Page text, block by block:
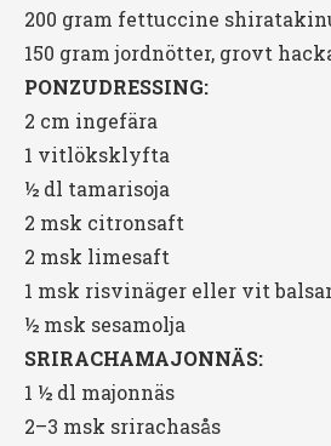
200 gram fettuccine
150 gramjordnötter, grovt
PONZUDRESSING:
2 cm ingefära
1 vitlöksklyfta
½ dl tamarisoja
2 msk citronsaft
2 msk limesaft
1 msk risvinäger eller vit
½ msk sesamolja
SRIRACHAMAJONNÄS:
1 ½ dl majonnäs
2–3 msk srirachasås